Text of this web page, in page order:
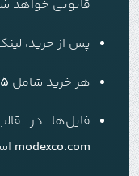
قانونی خواهد
پس از خرید،
هر خرید شامل ۵ بار دانلود مجاز
فایل‌ها در
modexco.com